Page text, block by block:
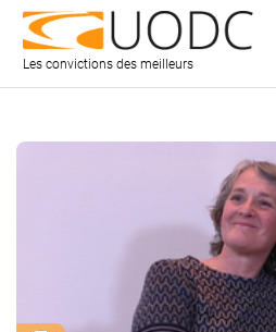
Les convictions des meilleurs